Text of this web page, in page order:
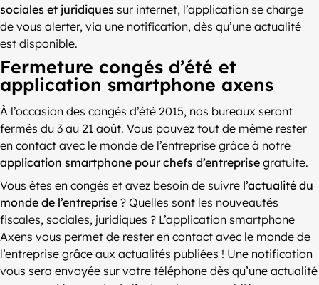
sociales et juridiques sur internet, l’application se charge
de vous alerter, via une notification, dès qu’une actualité
est disponible.
Fermeture congés d’été et
application smartphone axens
À l’occasion des congés d’été 2015, nos bureaux seront
fermés du 3 au 21 août. Vous pouvez tout de même rester
en contact avec le monde de l’entreprise grâce à notre
application smartphone pour chefs d’entreprise gratuite.
Vous êtes en congés et avez besoin de suivre l’actualité du
monde de l’entreprise ? Quelles sont les nouveautés
fiscales, sociales, juridiques ? L’application smartphone
Axens vous permet de rester en contact avec le monde de
l’entreprise grâce aux actualités publiées ! Une notification
vous sera envoyée sur votre téléphone dès qu’une actualité